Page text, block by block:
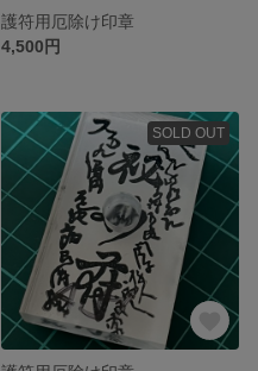
護符用厄除け印章
4,500円
SOLD OUT